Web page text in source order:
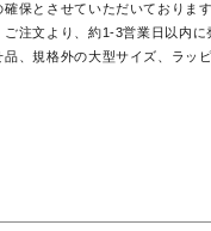
保とさせていただいておりま
注文より、約1-3営業日以内に
、規格外の大型サイズ、ラッ